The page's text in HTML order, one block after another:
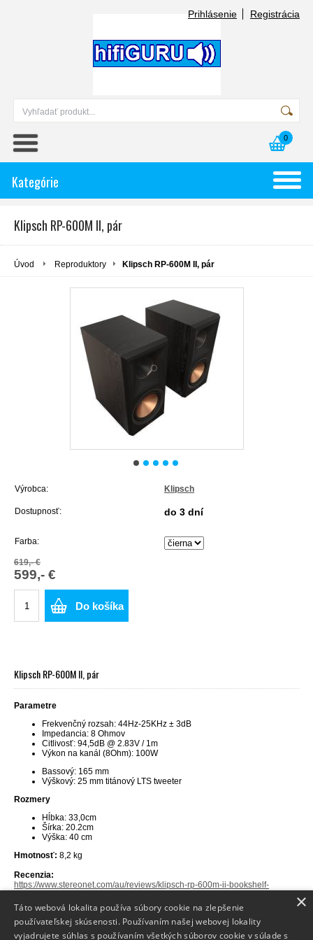
Prihlásenie Registrácia
0
Kategórie
Klipsch RP-600M II, pár
Úvod Reproduktory Klipsch RP-600M II, pár
Výrobca: Klipsch
Dostupnosť: do 3 dní
Farba:
619,- €
599,- €
Do košíka
Klipsch RP-600M II, pár
Parametre
Frekvenčný rozsah: 44Hz-25KHz ± 3dB
Impedancia: 8 Ohmov
Citlivosť: 94,5dB @ 2.83V / 1m
Výkon na kanál (8Ohm): 100W
Bassový: 165 mm
Výškový: 25 mm titánový LTS tweeter
Rozmery
Hĺbka: 33,0cm
Šírka: 20.2cm
Výška: 40 cm
Hmotnosť: 8,2 kg
Recenzia:
https://www.stereonet.com/au/reviews/klipsch-rp-600m-ii-bookshelf-
×
Táto webová lokalita používa súbory cookie na zlepšenie
používateľskej skúsenosti. Používaním našej webovej lokality
vyjadrujete súhlas s používaním všetkých súborov cookie v súlade s